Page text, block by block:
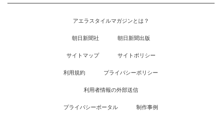
アエラスタイルマガジンとは？
朝日新聞社 朝日新聞出版
サイトマップ サイトポリシー
利用規約 プライバシーポリシー
利用者情報の外部送信
プライバシーポータル 制作事例